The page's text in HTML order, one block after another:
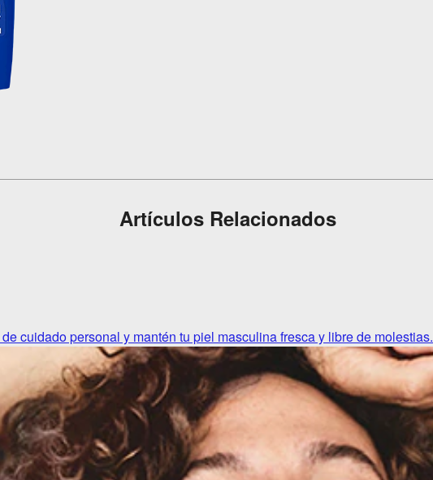
Artículos Relacionados
cuidado personal y mantén tu piel masculina fresca y libre de molestias.